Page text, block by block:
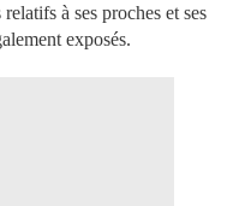
à ses proches et ses
exposés.